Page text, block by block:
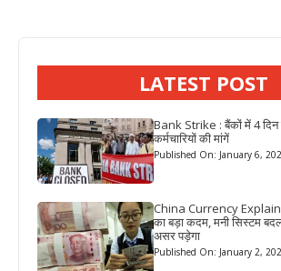
LATEST POST
Bank Strike : बैंकों में 4 दिन
कर्मचारियों की मांगें
Published On: January 6,
China Currency
का बड़ा कदम, मनी सिस्टम
असर पड़ेगा
Published On: January 2,